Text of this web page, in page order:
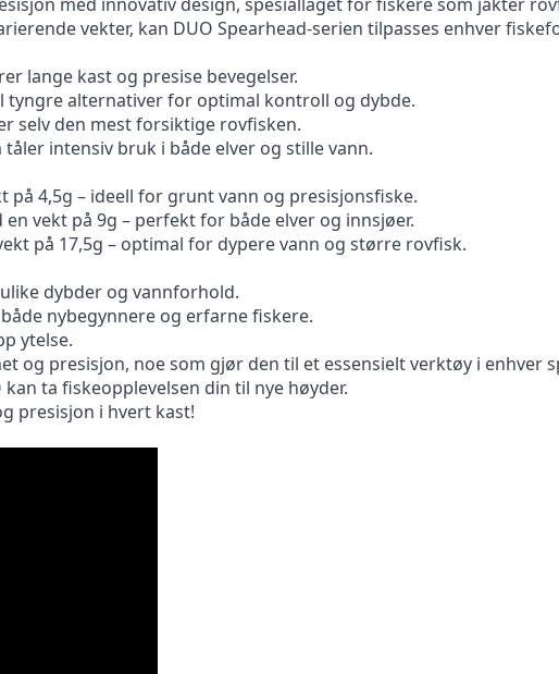
vekter, kan DUO Spearhead-serien tilpasses enhver
lange kast og presise bevegelser.
tyngre alternativer for optimal kontroll og dybde.
selv den mest forsiktige rovfisken.
intensiv bruk i både elver og stille vann.
på 4,5g – ideell for grunt vann og presisjonsfiske.
vekt på 9g – perfekt for både elver og innsjøer.
på 17,5g – optimal for dypere vann og større rovfisk.
dybder og vannforhold.
nybegynnere og erfarne fiskere.
ytelse.
og presisjon, noe som gjør den til et essensielt verktøy i enhver
ta fiskeopplevelsen din til nye høyder.
presisjon i hvert kast!